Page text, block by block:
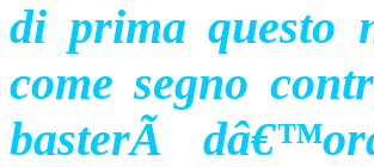
di prima questo
come segno
basterÃ